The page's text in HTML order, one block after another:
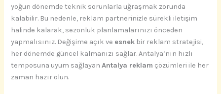
yoğun dönemde teknik sorunlarla uğraşmak zorunda
kalabilir. Bu nedenle, reklam partnerinizle sürekli iletişim
halinde kalarak, sezonluk planlamalarınızı önceden
yapmalısınız. Değişime açık ve esnek bir reklam stratejisi,
her dönemde güncel kalmanızı sağlar. Antalya’nın hızlı
temposuna uyum sağlayanAntalya reklam çözümleri ile her
zaman hazır olun.